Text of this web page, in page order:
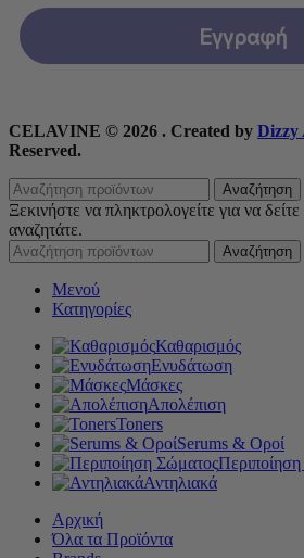
Εγγραφή
CELAVINE © 2026 . Created by Dizzy
Reserved.
Αναζήτηση
Ξεκινήστε να πληκτρολογείτε για να
αναζητάτε.
Αναζήτηση
Μενού
Κατηγορίες
Καθαρισμός
Ενυδάτωση
Μάσκες
Απολέπιση
Toners
Serums & Οροί
Αντηλιακά
Αρχική
Όλα τα Προϊόντα